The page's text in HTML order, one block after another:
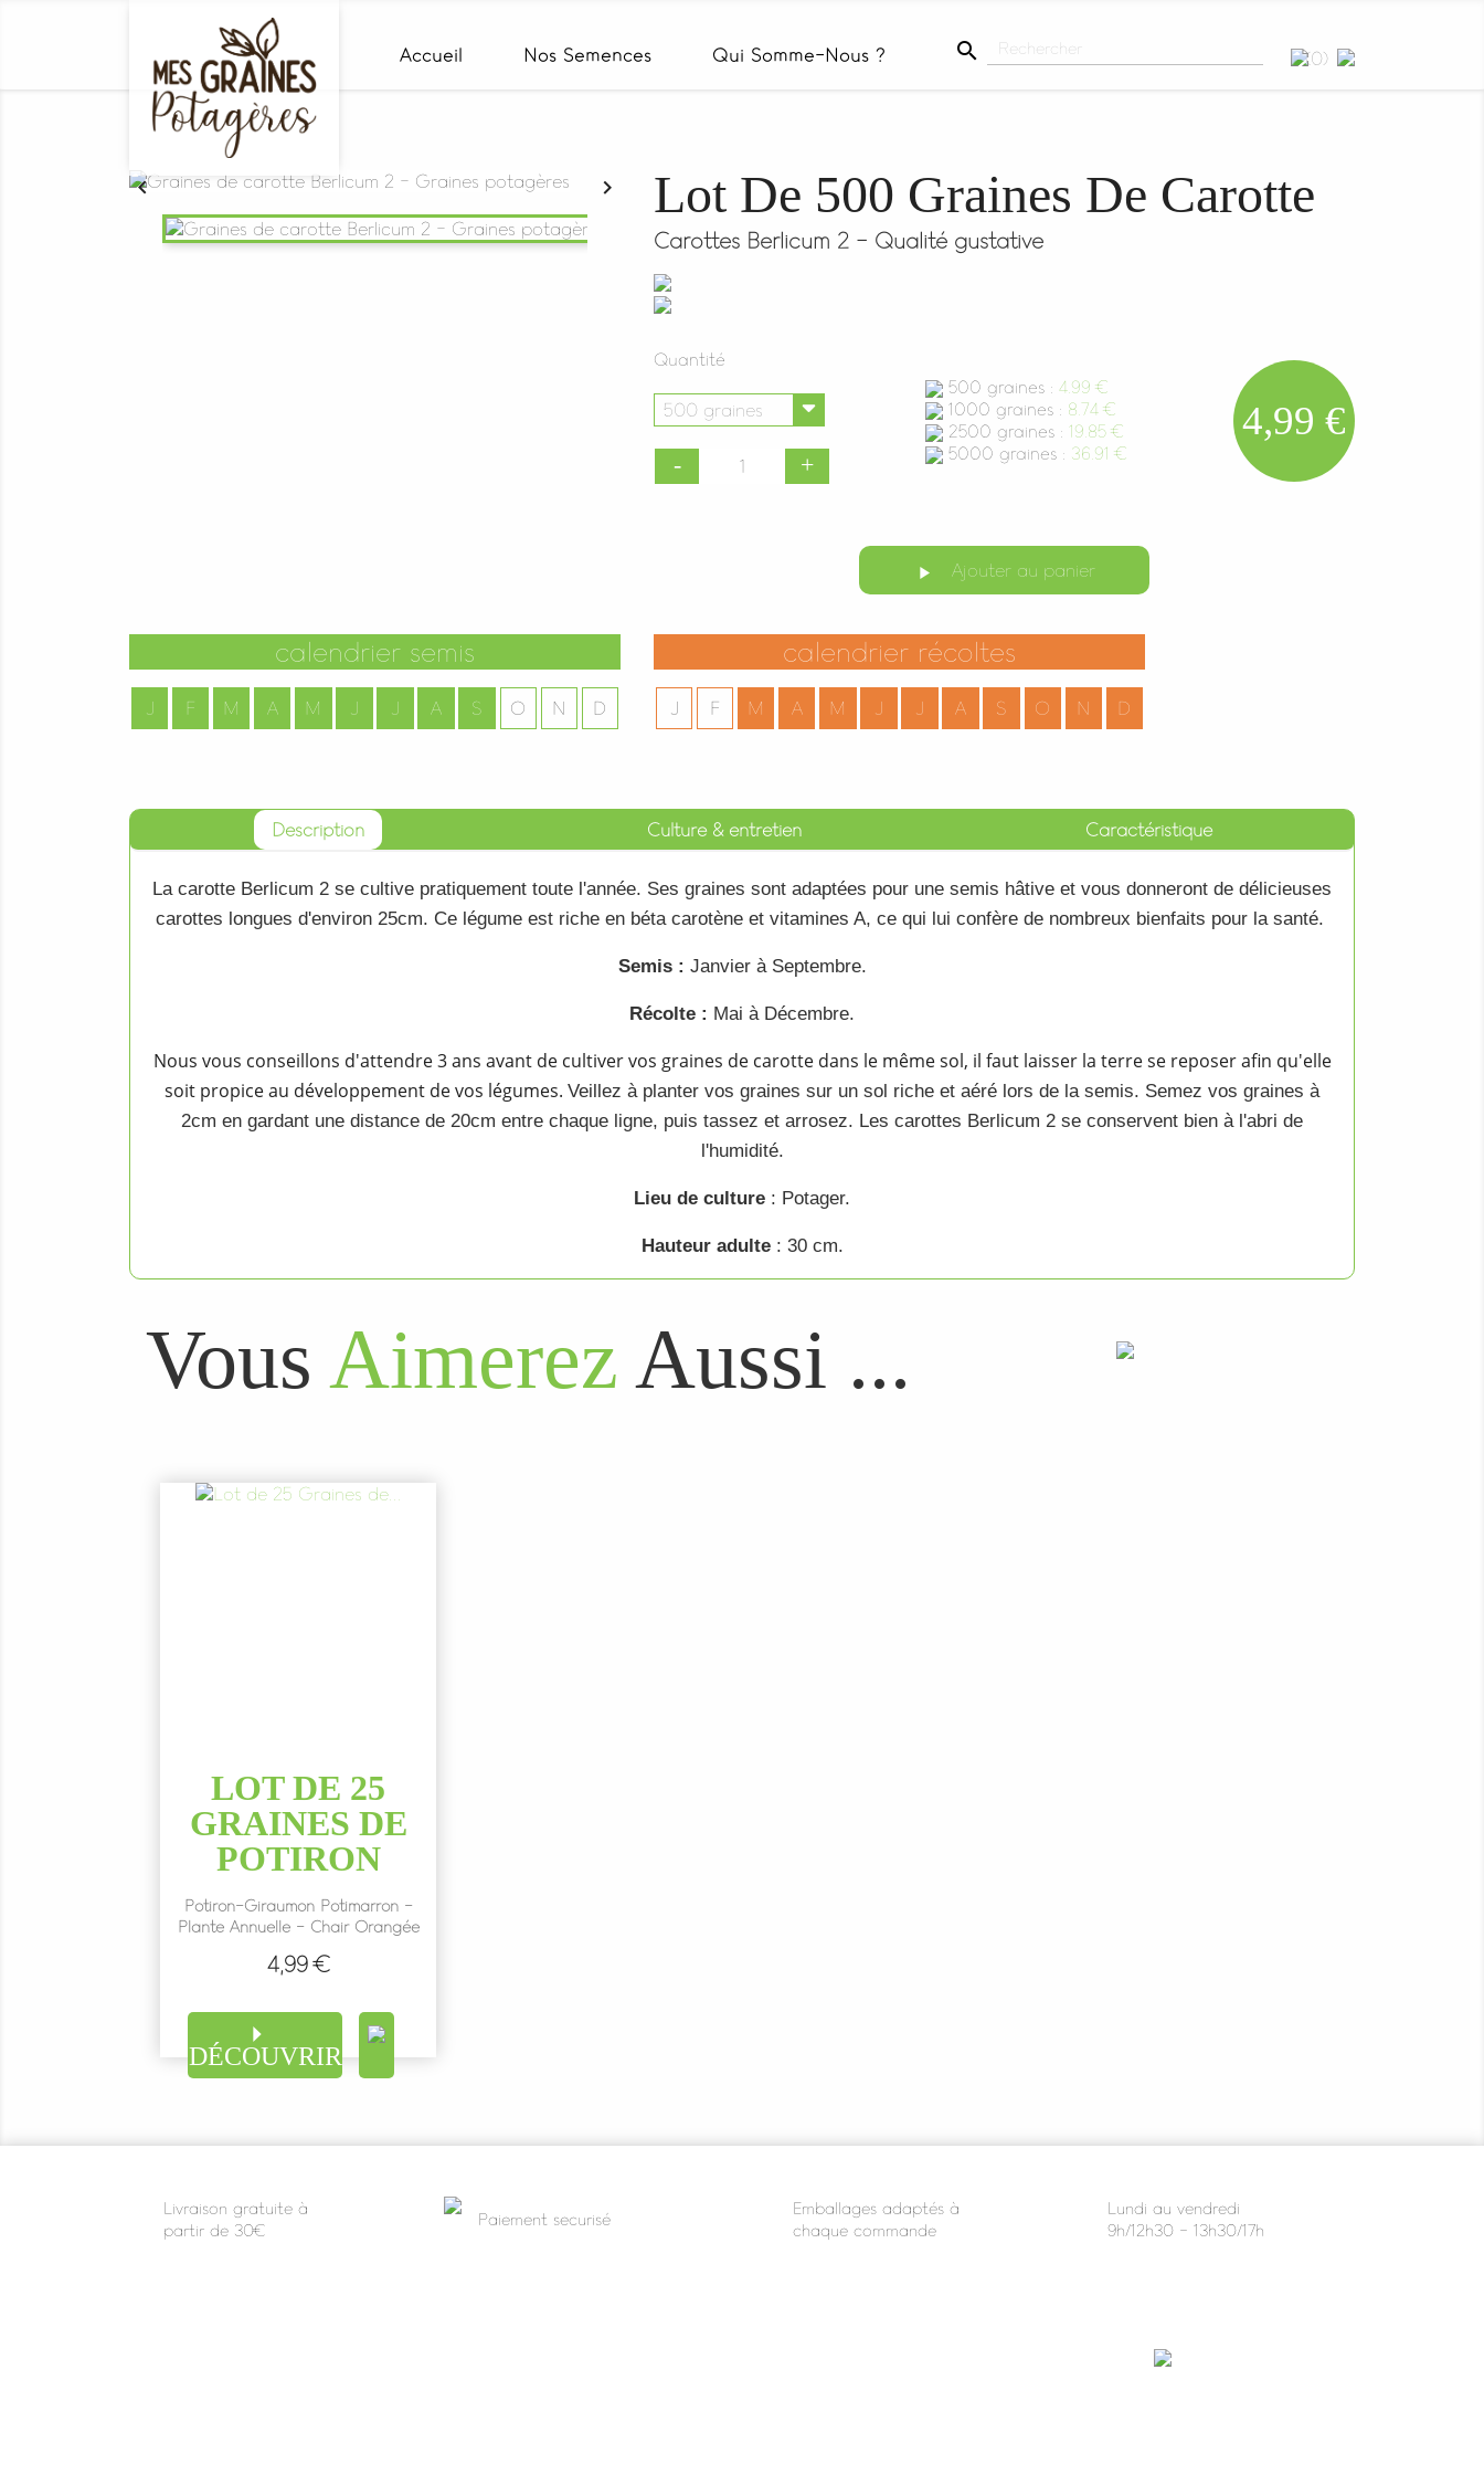
Accueil Nos Semences Qui Somme-Nous ? (0)

  Lot De 500 Graines De Carotte
Carottes Berlicum 2 - Qualité gustative
Quantité
500 graines :4.99 €
1000 graines : 8.74 €
2500 graines :19.85 €
5000 graines : 36.91 €
4,99 €
play_arrow Ajouter au panier
calendrier semis
F M A M A S O N D
calendrier récoltes
F M A M A S O N D
Description Culture & entretien Caractéristique
La carotte Berlicum 2 se cultive pratiquement toute l'année. Ses graines sont adaptées pour une semis hâtive et vous donneront de délicieuses
carottes longues d'environ 25cm. Ce légumeest riche en béta carotène et vitamines A, ce qui lui confère de nombreux bienfaits pour la santé.
Semis : Janvier à Septembre.
Récolte : Mai à Décembre.
Nous vous conseillons d'attendre 3 ans avant de cultiver vos graines de carottedans le même sol, il faut laisser la terre se reposer afin qu'elle
soit propice au développement de vos légumes. Veillez à planter vos graines sur un sol riche et aéré lors de la semis. Semez vos graines à
2cm en gardant une distance de 20cm entre chaque ligne, puis tassez et arrosez. Les carottes Berlicum 2 se conservent bien à l'abri de
l'humidité.
Lieu de culture : Potager.
Hauteur adulte: 30 cm.
Vous Aimerez Aussi ...
LOT DE 25
GRAINES DE
POTIRON
Potiron-Giraumon Potimarron -
Plante Annuelle - Chair Orangée
Prix
4,99 €
DÉCOUVRIR
Livraison gratuite à
partir de 30€
Paiement securisé
Emballages adaptés à
chaque commande
Lundi au vendredi
9h/12h30 - 13h30/17h